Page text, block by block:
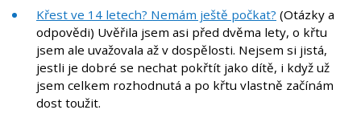
Křest ve 14 letech? Nemám ještě počkat? (Otázky a
odpovědi) Uvěřila jsem asi před dvěma lety, o křtu
jsem ale uvažovala až v dospělosti. Nejsem si jistá,
jestli je dobré se nechat pokřtít jako dítě, i když už
jsem celkem rozhodnutá a po křtu vlastně začínám
dost toužit.